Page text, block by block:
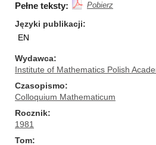
Pełne teksty: Pobierz
Języki publikacji
EN
Wydawca
Institute of Mathematics Polish
Czasopismo
Colloquium Mathematicum
Rocznik
1981
Tom